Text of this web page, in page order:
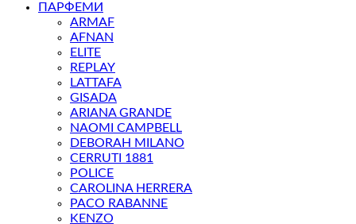
ПАРФЕМИ
ARMAF
AFNAN
ELITE
REPLAY
LATTAFA
GISADA
ARIANA GRANDE
NAOMI CAMPBELL
DEBORAH MILANO
CERRUTI 1881
POLICE
CAROLINA HERRERA
PACO RABANNE
KENZO